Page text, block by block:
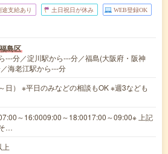
途支給あり 土日祝日が休み WEB登録OK
島区
---分／淀川駅から---分／福島(大阪府・阪神
海老江駅から---分
日） ※平日のみなどの相談もOK ※週3なども
～16:0009:00～18:0017:00～09:00※ 上記
…
上